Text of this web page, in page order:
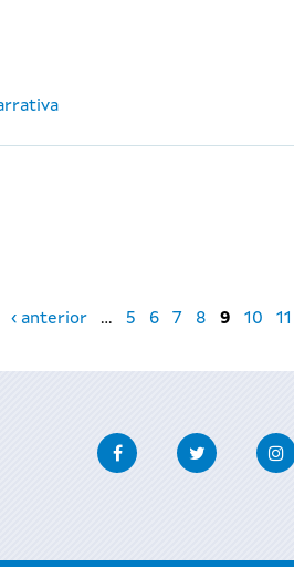
‹ anterior … 5 6 7 8 9 10 11
FacebookTwitter